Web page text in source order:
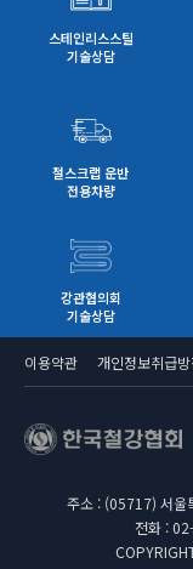
스테인리스스틸
기술상담
철스크랩 운반
전용차량
강관협의회
기술상담
이용약관 개인정보취급방
주소 : (05717) 서울
전화 :